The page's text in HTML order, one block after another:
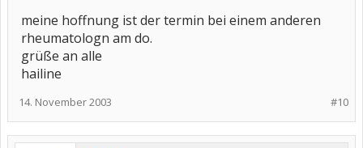
meine hoffnung ist der termin bei einem anderen
rheumatologn am do.
grüße an alle
hailine
#10
14. November 2003